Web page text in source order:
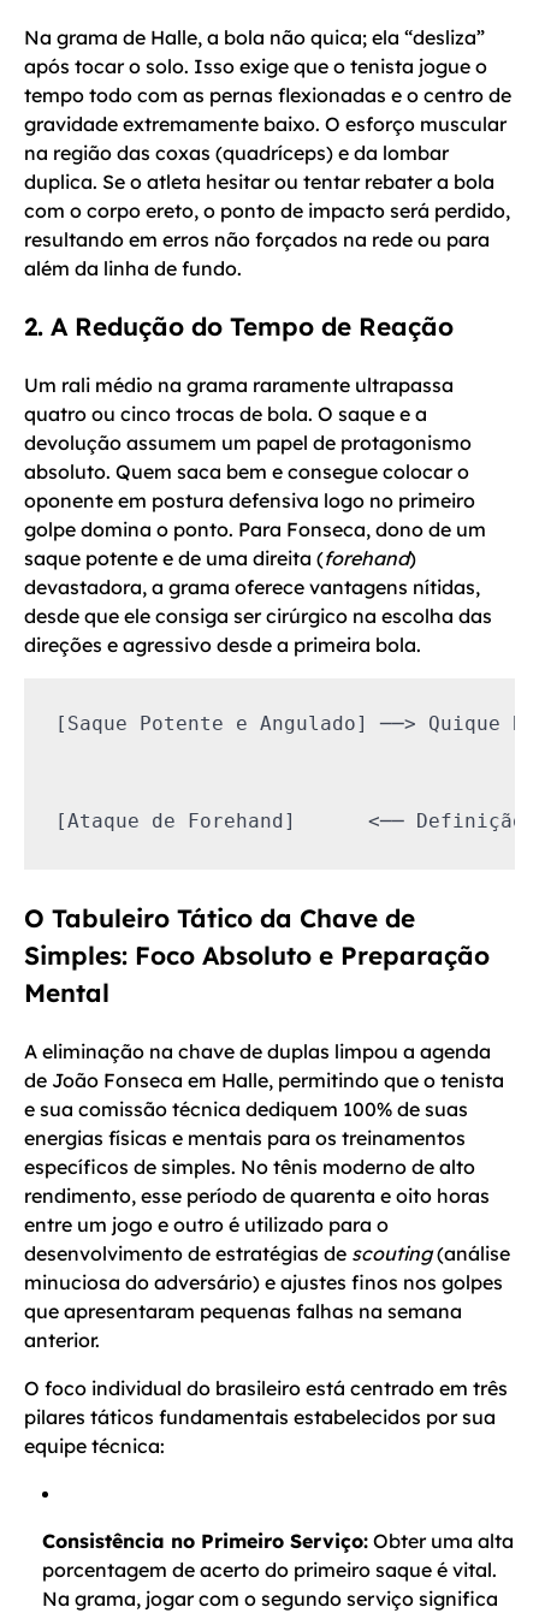
Na grama de Halle, a bola não quica; ela “desliza”
após tocar o solo. Isso exige que o tenista jogue o
tempo todo com as pernas flexionadas e o centro de
gravidade extremamente baixo. O esforço muscular
na região das coxas (quadríceps) e da lombar
duplica. Se o atleta hesitar ou tentar rebater a bola
com o corpo ereto, o ponto de impacto será perdido,
resultando em erros não forçados na rede ou para
além da linha de fundo.
2. A Redução do Tempo de Reação
Um rali médio na grama raramente ultrapassa
quatro ou cinco trocas de bola. O saque e a
devolução assumem um papel de protagonismo
absoluto. Quem saca bem e consegue colocar o
oponente em postura defensiva logo no primeiro
golpe domina o ponto. Para Fonseca, dono de um
saque potente e de uma direita (forehand)
devastadora, a grama oferece vantagens nítidas,
desde que ele consiga ser cirúrgico na escolha das
direções e agressivo desde a primeira bola.
[Saque Potente e Angulado] ──> Quique
O Tabuleiro Tático da Chave de
Simples: Foco Absoluto e Preparação
Mental
A eliminação na chave de duplas limpou a agenda
de João Fonseca em Halle, permitindo que o tenista
e sua comissão técnica dediquem 100% de suas
energias físicas e mentais para os treinamentos
específicos de simples. No tênis moderno de alto
rendimento, esse período de quarenta e oito horas
entre um jogo e outro é utilizado para o
desenvolvimento de estratégias de scouting(análise
minuciosa do adversário) e ajustes finos nos golpes
que apresentaram pequenas falhas na semana
anterior.
O foco individual do brasileiro está centrado em três
pilares táticos fundamentais estabelecidos por sua
equipe técnica:
Consistência no Primeiro Serviço: Obter uma alta
porcentagem de acerto do primeiro saque é vital.
Na grama, jogar com o segundo serviço significa